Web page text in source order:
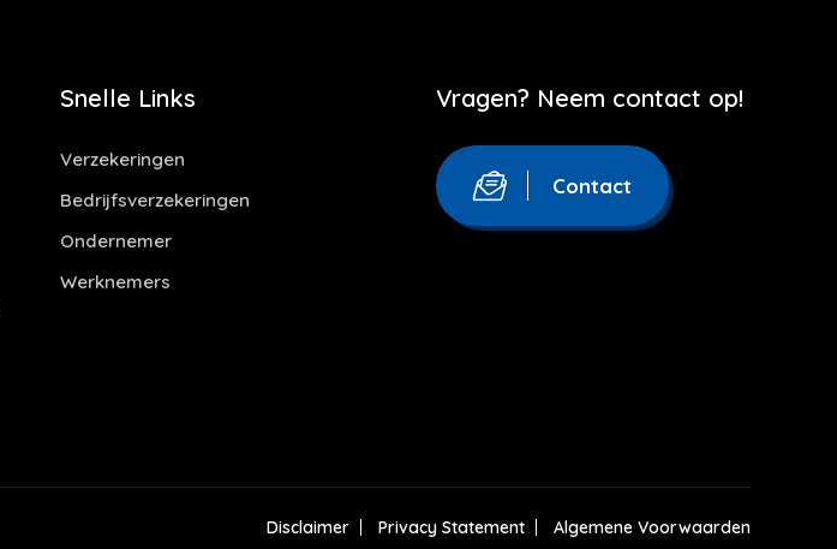
Snelle Links
Verzekeringen
Bedrijfsverzekeringen
Ondernemer
Werknemers
Vragen? Neem contact op!
Contact
Disclaimer Privacy Statement Algemene Voorwaarden